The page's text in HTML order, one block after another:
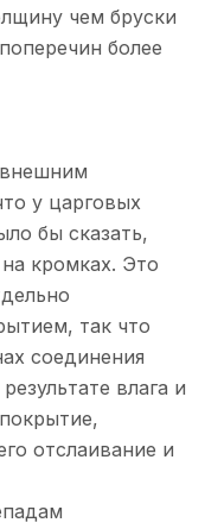
чем бруски
более
у царговых
бы сказать,
кромках. Это
так что
соединения
влага и
отслаивание и